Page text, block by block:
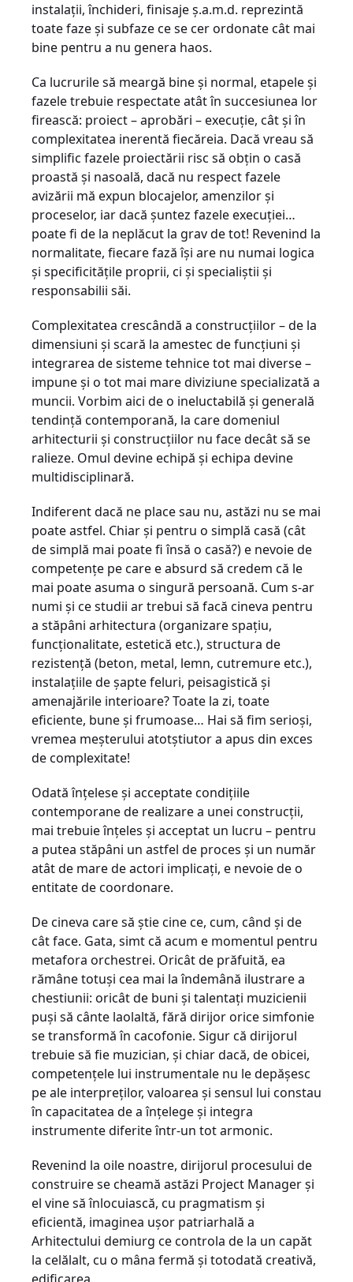
instalații, închideri, finisaje ș.a.m.d. reprezintă
toate faze și subfaze ce se cer ordonate cât mai
bine pentru a nu genera haos.
Ca lucrurile să meargă bine și normal, etapele și
fazele trebuie respectate atât în succesiunea lor
firească: proiect – aprobări – execuție, cât și în
complexitatea inerentă fiecăreia. Dacă vreau să
simplific fazele proiectării risc să obțin o casă
proastă și nasoală, dacă nu respect fazele
avizării mă expun blocajelor, amenzilor și
proceselor, iar dacă șuntez fazele execuției…
poate fi de la neplăcut la grav de tot! Revenind la
normalitate, fiecare fază își are nu numai logica
și specificitățile proprii, ci și specialiștii și
responsabilii săi.
Complexitatea crescândă a construcțiilor – de la
dimensiuni și scară la amestec de funcțiuni și
integrarea de sisteme tehnice tot mai diverse –
impune și o tot mai mare diviziune specializată a
muncii. Vorbim aici de o ineluctabilă și generală
tendință contemporană, la care domeniul
arhitecturii și construcțiilor nu face decât să se
ralieze. Omul devine echipă și echipa devine
multidisciplinară.
Indiferent dacă ne place sau nu, astăzi nu se mai
poate astfel. Chiar și pentru o simplă casă (cât
de simplă mai poate fi însă o casă?) e nevoie de
competențe pe care e absurd să credem că le
mai poate asuma o singură persoană. Cum s-ar
numi și ce studii ar trebui să facă cineva pentru
a stăpâni arhitectura (organizare spațiu,
funcționalitate, estetică etc.), structura de
rezistență (beton, metal, lemn, cutremure etc.),
instalațiile de șapte feluri, pei­sagistică și
amenajările interioare? Toate la zi, toate
eficiente, bune și frumoase… Hai să fim serioși,
vremea meșterului atotștiutor a apus din exces
de complexitate!
Odată înțelese și acceptate condițiile
contemporane de realizare a unei construcții,
mai trebuie înțeles și acceptat un lucru – pentru
a putea stăpâni un astfel de proces și un număr
atât de mare de actori implicați, e nevoie de o
entitate de coordonare.
De cineva care să știe cine ce, cum, când și de
cât face. Gata, simt că acum e momentul pentru
metafora orchestrei. Oricât de prăfuită, ea
rămâne totuși cea mai la îndemână ilustrare a
chestiunii: oricât de buni și talentați muzicienii
puși să cânte laolaltă, fără dirijor orice simfonie
se transformă în cacofonie. Sigur că dirijorul
trebuie să fie muzician, și chiar dacă, de obicei,
competențele lui instrumentale nu le depășesc
pe ale interpreților, valoarea și sensul lui constau
în capacitatea de a înțelege și integra
instrumente diferite într-un tot armonic.
Revenind la oile noastre, dirijorul procesului de
construire se cheamă astăzi Project Manager și
el vine să înlocuiască, cu pragmatism și
eficientă, imaginea ușor patriarhală a
Arhitectului demiurg ce controla de la un capăt
la celălalt, cu o mâna fermă și totodată creativă,